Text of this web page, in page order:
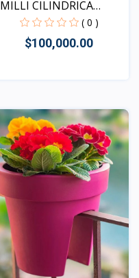
MILLI CILINDRICA
MACET...
( 0 )
$100,000.00